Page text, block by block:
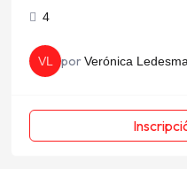
4
VL porVerónica Ledesma